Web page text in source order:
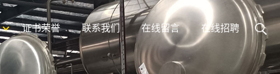
证书荣誉 联系我们 在线留言 在线招聘